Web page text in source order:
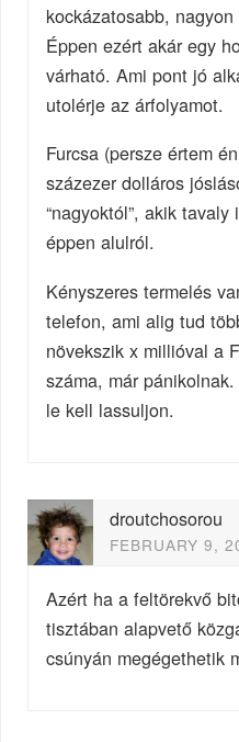
kockázatosabb,
Éppen ezért akár egy
várható. Ami pont jó
utolérje az árfolyamot.
Furcsa (persze értem
százezer dolláros
“nagyoktól”, akik
éppen alulról.
Kényszeres termelés
telefon, ami alig tud
növekszik x millióval a
száma, már
le kell lassuljon.
droutchosorou
FEBRUARY 9,
Azért ha a feltörekvő
tisztában alapvető
csúnyán megégethetik